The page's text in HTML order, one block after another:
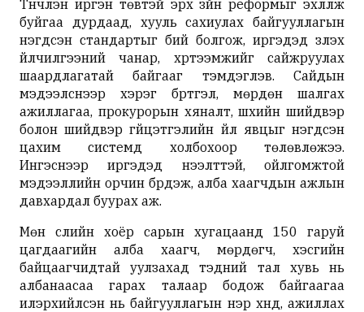
Түүнчлэн иргэн төвтэй эрх зүйн реформыг эхлүүлж
буйгаа дурдаад, хууль сахиулах байгууллагын
нэгдсэн стандартыг бий болгож, иргэдэд үзүүлэх
үйлчилгээний чанар, хүртээмжийг сайжруулах
шаардлагатай байгааг тэмдэглэв. Сайдын
мэдээлснээр хэрэг бүртгэл, мөрдөн шалгах
ажиллагаа, прокурорын хяналт, шүүхийн шийдвэр
болон шийдвэр гүйцэтгэлийн үйл явцыг нэгдсэн
цахим системд холбохоор төлөвлөжээ.
Ингэснээр иргэдэд нээлттэй, ойлгомжтой
мэдээллийн орчин бүрдэж, алба хаагчдын ажлын
давхардал буурах аж.
Мөн сүүлийн хоёр сарын хугацаанд 150 гаруй
цагдаагийн алба хаагч, мөрдөгч, хэсгийн
байцаагчидтай уулзахад тэдний тал хувь нь
албанаасаа гарах талаар бодож байгаагаа
илэрхийлсэн нь байгууллагын нэр хүнд, ажиллах